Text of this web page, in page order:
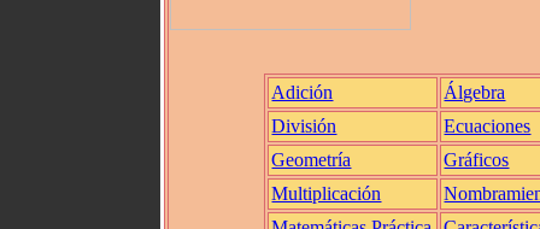
Adición
Álgebra
División
Ecuaciones
Geometría
Gráficos
Multiplicación